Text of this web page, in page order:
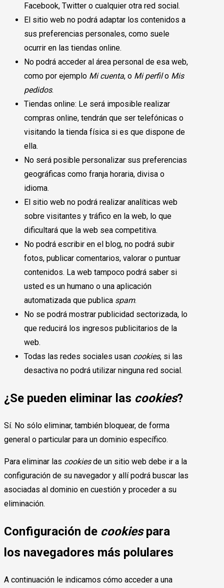
Facebook, Twitter o cualquier otra red social.
El sitio web no podrá adaptar los contenidos a
sus preferencias personales, como suele
ocurrir en las tiendas online.
No podrá acceder al área personal de esa web,
como por ejemplo Mi cuenta, o Mi perfilo Mis
pedidos.
Tiendas online: Le será imposible realizar
compras online, tendrán que ser telefónicas o
visitando la tienda física si es que dispone de
ella.
No será posible personalizar sus preferencias
geográficas como franja horaria, divisa o
idioma.
El sitio web no podrá realizar analíticas web
sobre visitantes y tráfico en la web, lo que
dificultará que la web sea competitiva.
No podrá escribir en el blog, no podrá subir
fotos, publicar comentarios, valorar o puntuar
contenidos. La web tampoco podrá saber si
usted es un humano o una aplicación
automatizada que publica spam.
No se podrá mostrar publicidad sectorizada, lo
que reducirá los ingresos publicitarios de la
web.
Todas las redes sociales usan cookies, si las
desactiva no podrá utilizar ninguna red social.
¿Se pueden eliminar las cookies?
Sí. No sólo eliminar, también bloquear, de forma
general o particular para un dominio específico.
Para eliminar las cookiesde un sitio web debe ir a la
configuración de su navegador y allí podrá buscar las
asociadas al dominio en cuestión y proceder a su
eliminación.
Configuración de cookiespara
los navegadores más polulares
A continuación le indicamos cómo acceder a una